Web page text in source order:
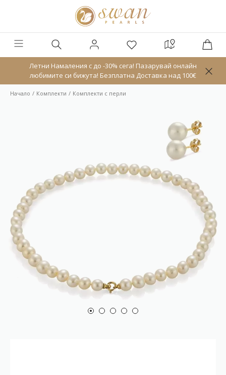
Летни Намаления с до -30% сега! Пазарувай онлайн
любимите си бижута! Безплатна Доставка над 100€
Начало Комплекти Комплекти с перли